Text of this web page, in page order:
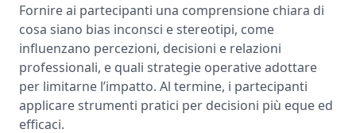
Fornire ai partecipanti una comprensione chiara di
cosa siano bias inconsci e stereotipi, come
influenzano percezioni, decisioni e relazioni
professionali, e quali strategie operative adottare
per limitarne l’impatto. Al termine, i partecipanti
applicare strumenti pratici per decisioni più eque ed
efficaci.